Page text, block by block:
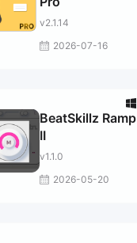
v2.1.14
2026-07-16
BeatSkillz Ramp
II
v1.1.0
2026-05-20